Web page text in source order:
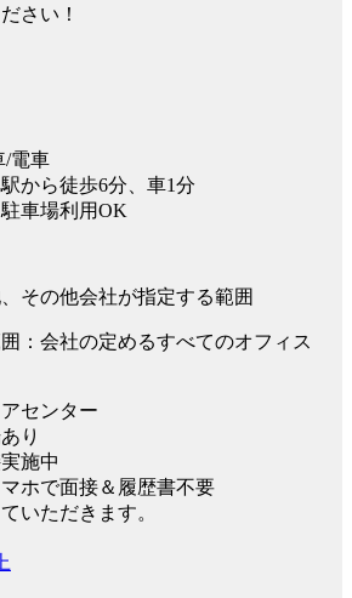
さい！
/電車
から徒歩6分、車1分
車場利用OK
その他会社が指定する範囲
：会社の定めるすべてのオフィス
センター
り
施中
ホで面接＆履歴書不要
いただきます。